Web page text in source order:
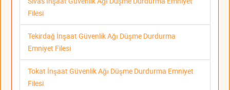
Filesi
Tekirdağ İnşaat Güvenlik Ağı Düşme Durdurma
Emniyet Filesi
Tokat İnşaat Güvenlik Ağı Düşme Durdurma Emniyet
Filesi